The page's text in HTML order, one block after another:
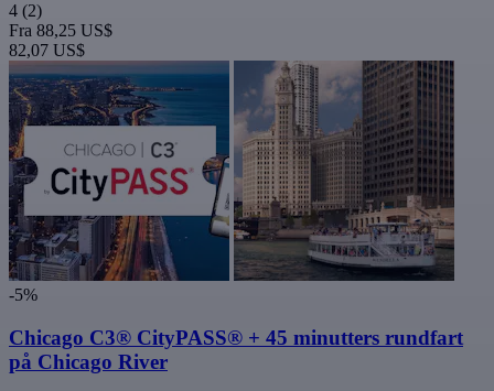
4 (2)
Fra 88,25 US$
82,07 US$
-5%
Chicago C3® CityPASS® + 45 minutters rundfart
på Chicago River